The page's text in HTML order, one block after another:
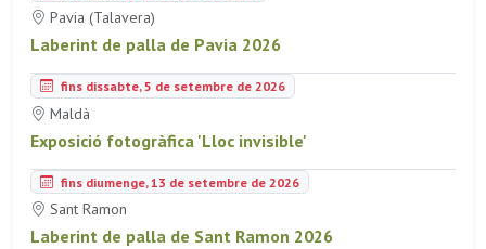
Pavia (Talavera)
Laberint de palla de Pavia 2026
fins dissabte, 5 de setembre de 2026
Maldà
Exposició fotogràfica 'Lloc invisible'
fins diumenge, 13 de setembre de 2026
Sant Ramon
Laberint de palla de Sant Ramon 2026